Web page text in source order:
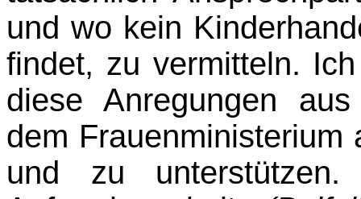
und wo kein
findet, zu vermitteln.
diese Anregungen
dem Frauenministerium
und zu